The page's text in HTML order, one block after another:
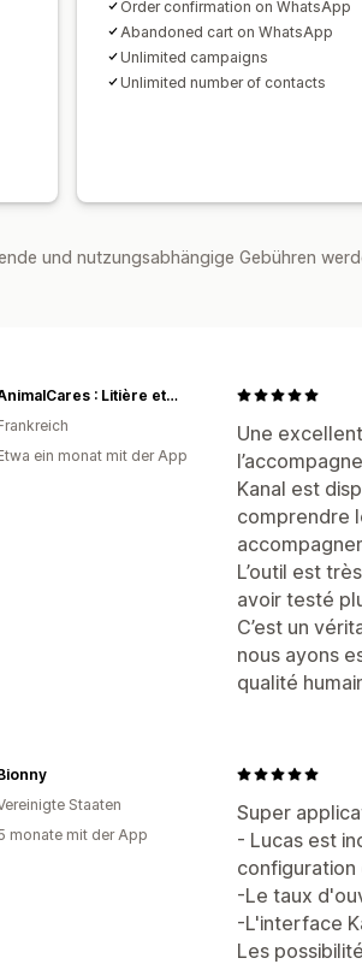
Order confirmation on WhatsApp
Abandoned cart on WhatsApp
Unlimited campaigns
Unlimited number of contacts
und nutzungsabhängige Gebühren
Une
Kanal est
comprendre
L’outil est
avoir testé
C’est un
nous ayons
qualité
AnimalCares : Litière et accessoires pour chat
ein monat mit der App
Super
- Lucas est
configuration
-Le taux
-L'interface
Les
Staaten
monate mit der App